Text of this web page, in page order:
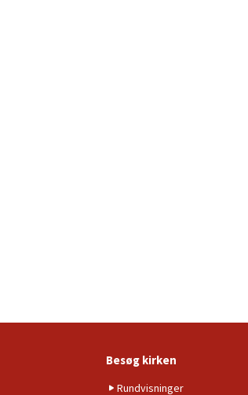
Besøg kirken
Rundvisninger